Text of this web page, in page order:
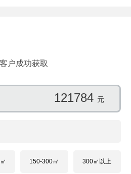
户成功获取
121784 元
150-300㎡ 300㎡以上